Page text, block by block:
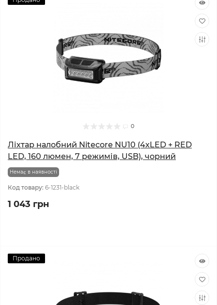
0
Ліхтар налобний Nitecore NU10 (4xLED + RED
LED, 160 люмен, 7 режимів, USB), чорний
Немає в наявності
Код товару: 6-1231-black
1 043 грн
Продано